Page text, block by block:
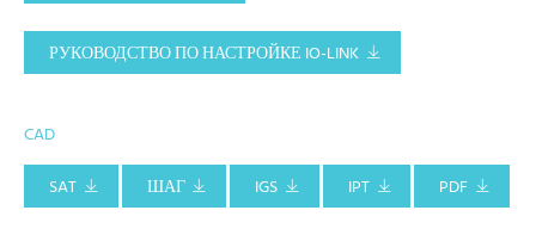
РУКОВОДСТВО ПО НАСТРОЙКЕ IO-LINK
CAD
SAT
ШАГ IGS IPT PDF